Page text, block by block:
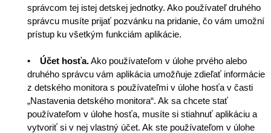
správcom tej istej detskej jednotky. Ako používateľ druhého
správcu musíte prijať pozvánku na pridanie, čo vám umožní
prístup ku všetkým funkciám aplikácie.
•Účet hosťa.Ako používateľom v úlohe prvého alebo
druhého správcu vám aplikácia umožňuje zdieľať informácie
z detského monitora s používateľmi v úlohe hosťa v časti
„Nastavenia detského monitora“. Ak sa chcete stať
používateľom v úlohe hosťa, musíte si stiahnuť aplikáciu a
vytvoriť si v nej vlastný účet. Ak ste používateľom v úlohe